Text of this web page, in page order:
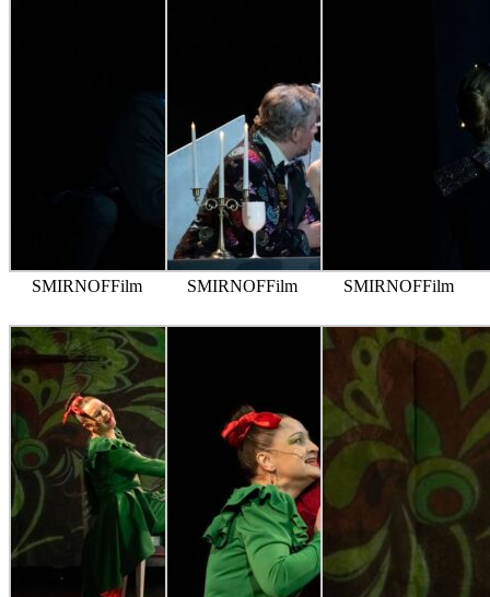
SMIRNOFFilm SMIRNOFFilm SMIRNOFFilm